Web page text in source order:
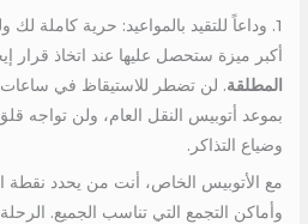
1. وداعاً للتقيد بالمواعيد: حرية كاملة لك ولعائلتك
أكبر ميزة ستحصل عليها عند اتخاذ
المطلقة. لن تضطر للاستيقاظ في ساعات
بموعد أتوبيس النقل العام، ولن تواجه
وضياع التذاكر.
مع الأتوبيس الخاص، أنت من يحدد نقطة
وأماكن التجمع التي تناسب الجميع.